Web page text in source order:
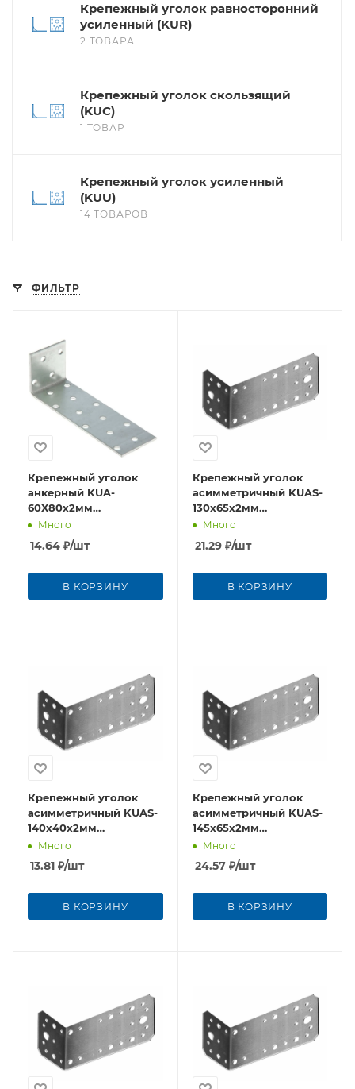
Крепежный уголок равносторонний
усиленный (KUR)
2 ТОВАРА
Крепежный уголок скользящий
(KUC)
1 ТОВАР
Крепежный уголок усиленный
(KUU)
14 ТОВАРОВ
ФИЛЬТР
Крепежный уголок
анкерный KUA-
60X80х2мм
оцинкованная сталь
Много
14.64 ₽/шт
В КОРЗИНУ
Крепежный уголок
асимметричный KUAS-
130x65х2мм
оцинкованная сталь
Много
21.29₽/шт
В КОРЗИНУ
Крепежный уголок
асимметричный KUAS-
140x40х2мм
оцинкованная сталь
Много
13.81 ₽/шт
В КОРЗИНУ
Крепежный уголок
асимметричный KUAS-
145x65х2мм
оцинкованная сталь
Много
24.57₽/шт
В КОРЗИНУ